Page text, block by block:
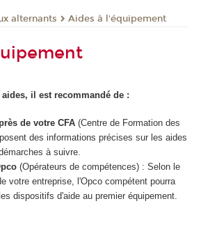
alternants Aides à l'équipement
il est recommandé de :
de votre CFA (Centre de Formation des
des informations précises sur les aides
à suivre.
(Opérateurs de compétences) : Selon le
votre entreprise, l'Opco compétent pourra
dispositifs d'aide au premier équipement.